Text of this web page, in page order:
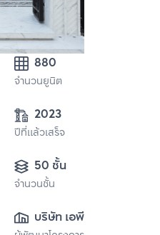
880
จำนวนยูนิต
2023
ปีที่แล้วเสร็จ
50 ชั้น
จำนวนชั้น
บริษัท เอพี เอ็มอี 6